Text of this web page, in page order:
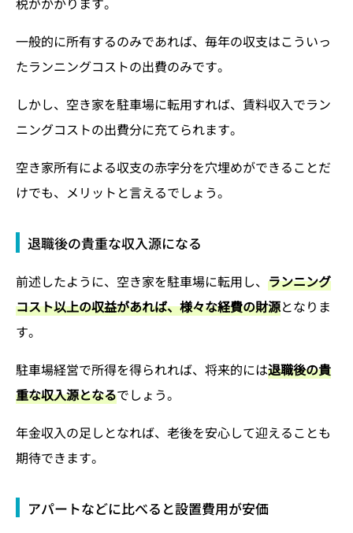
一般的に所有するのみであれば、毎年の収支はこういっ
たランニングコストの出費のみです。
しかし、空き家を駐車場に転用すれば、賃料収入でラン
ニングコストの出費分に充てられます。
空き家所有による収支の赤字分を穴埋めができることだ
けでも、メリットと言えるでしょう。
退職後の貴重な収入源になる
前述したように、空き家を駐車場に転用し、 ランニング
コスト以上の収益があれば、様々な経費の財源となりま
す。
駐車場経営で所得を得られれば、将来的には退職後の貴
重な収入源となるでしょう。
年金収入の足しとなれば、老後を安心して迎えることも
期待できます。
アパートなどに比べると設置費用が安価